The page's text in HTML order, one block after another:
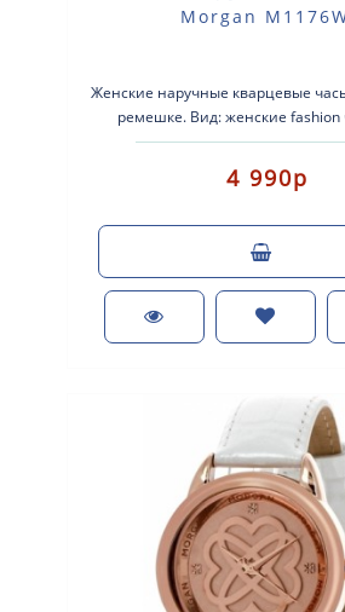
Morgan
Женские наручные кварцевые
ремешке. Вид: женские fashion
механизма: кварцевые. Корпус:
4 990р